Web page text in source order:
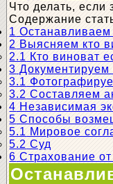
Что делать, если
Содержание
1 Останавливаем
2 Выясняем кто
2.1 Кто виноват
3 Документируем
3.1
3.2 Составляем
4 Независимая
5 Способы
5.1 Мировое
5.2 Суд
6 Страхование